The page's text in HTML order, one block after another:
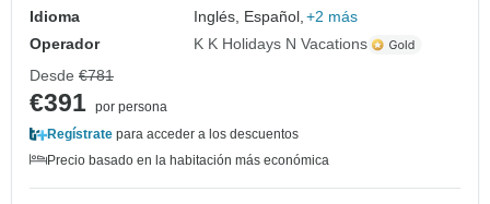
Idioma
Inglés, Español, +2 más
Operador
K K Holidays N Vacations
Desde €781
€391 por persona
Regístrate para acceder a los descuentos
Precio basado en la habitación más económica